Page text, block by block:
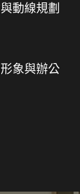
動線規劃
象與辦公